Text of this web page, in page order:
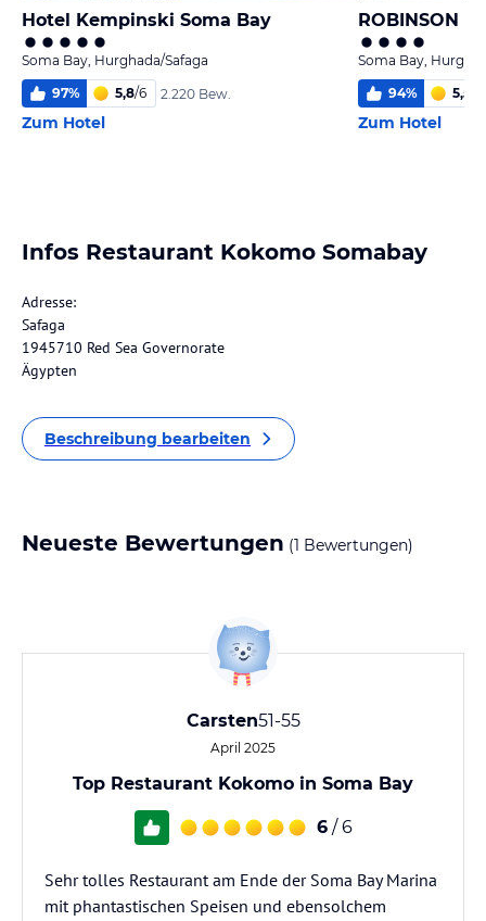
Hotel Kempinski Soma Bay
Soma Bay, Hurghada/Safaga
97% 5,8/6 2.220 Bew.
Zum Hotel
ROBINSON
Soma Bay,
94% 5,5
Zum Hotel
Infos Restaurant Kokomo Somabay
Adresse:
Safaga
1945710 Red Sea Governorate
Ägypten
Beschreibung bearbeiten
Neueste Bewertungen (1 Bewertungen)
Carsten51-55
April 2025
Top Restaurant Kokomo in Soma Bay
6 / 6
Sehr tolles Restaurant am Ende der Soma Bay Marina
mit phantastischen Speisen und ebensolchem